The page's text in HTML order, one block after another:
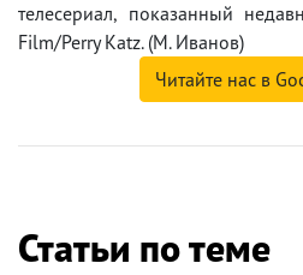
телесериал, показанный
Film/Perry Katz. (М. Иванов)
Читайте нас в
Статьи по теме